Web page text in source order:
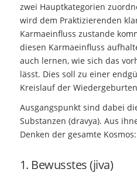
zwei Hauptkategorien
wird dem Praktizierenden
Karmaeinfluss zustande
diesen Karmaeinfluss
auch lernen, wie sich das
lässt. Dies soll zu einer
Kreislauf der
Ausgangspunkt sind dabei
Substanzen (dravya). Aus
Denken der gesamte Kosmos:
1. Bewusstes (jiva)